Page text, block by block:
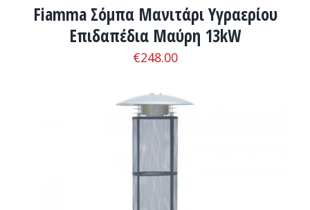
Fiamma Σόμπα Μανιτάρι Υγραερίου
Επιδαπέδια Μαύρη 13kW
€248.00